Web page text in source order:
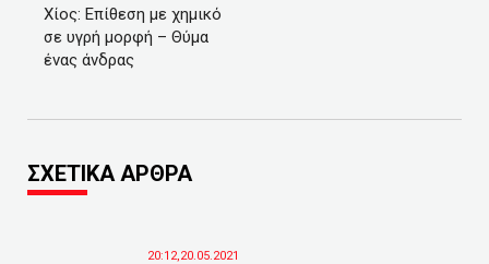
Χίος: Επίθεση με χημικό
σε υγρή μορφή – Θύμα
ένας άνδρας
ΣΧΕΤΙΚΑ ΑΡΘΡΑ
20:12,20.05.2021